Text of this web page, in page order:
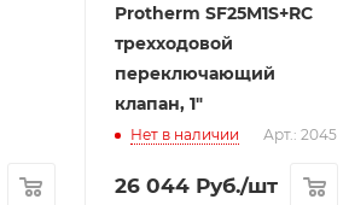
Protherm SF25M1S+RC
трехходовой
переключающий
клапан, 1"
Нет в наличии Арт.: 2045
26 044Руб./шт